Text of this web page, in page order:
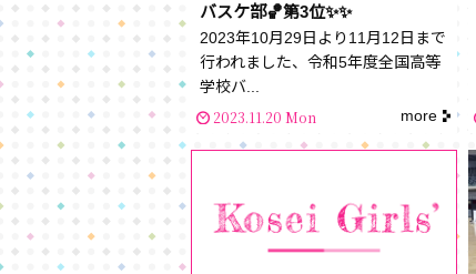
バスケ部🏀第3位✨✨
2023年10月29日より11月12日まで
行われました、令和5年度全国高等
学校バ...
2023.11.20 Mon more